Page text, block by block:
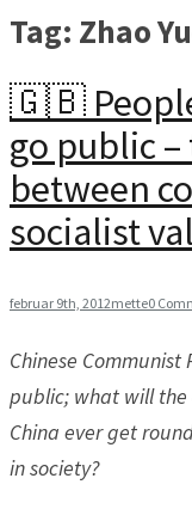
Tag: Zhao
🇬🇧
go public
between
socialist
februar 9th, 2012mette0
Chinese
public; what will the
China ever get
in society?